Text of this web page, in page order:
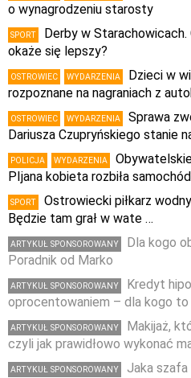
o wynagrodzeniu starosty
SPORT
Derby w Starachowicach.
okaże się lepszy?
OSTROWIEC WYDARZENIA
Dzieci w
rozpoznane na nagraniach z
OSTROWIEC WYDARZENIA
Sprawa
Dariusza Czupryńskiego stanie
POLICJA WYDARZENIA
PIjana kobieta rozbiła samochód
SPORT
Ostrowiecki piłkarz
Będzie tam grał w wate …
ARTYKUŁ SPONSOROWANY
Dla kogo
Poradnik od Marko
ARTYKUŁ SPONSOROWANY
Kredyt
oprocentowaniem – dla kogo to
ARTYKUŁ SPONSOROWANY
Makijaż,
czyli jak prawidłowo wykonać
ARTYKUŁ SPONSOROWANY
Jaka szafa